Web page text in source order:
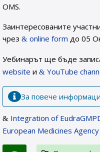
OMS.
Заинтересованите
чрез
online form до 05
Уебинарът ще бъде
website и YouTube
За повече
Integration of
European Medicines